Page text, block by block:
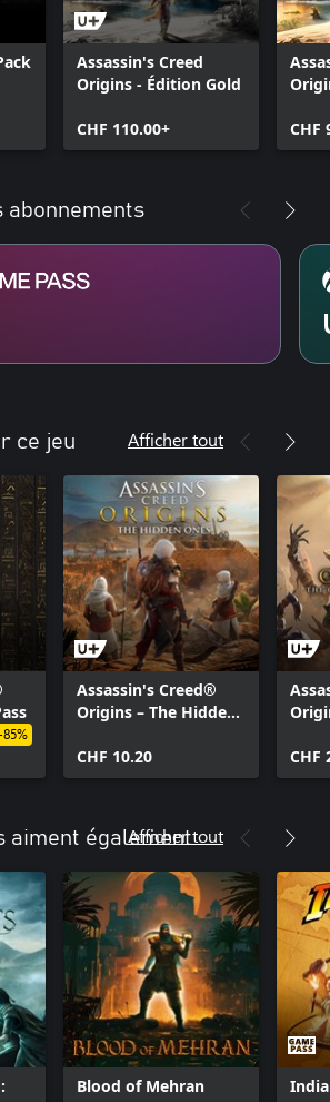
Assassin's Creed
Origins - Édition Gold
CHF 110.00+
CHF
abonnements
ce jeu Afficher tout
Assassin's Creed®
Origins – The Hidden
CHF 10.20
CHF
aiment également
Afficher tout
Blood of Mehran